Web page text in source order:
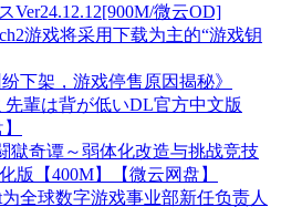
Ver24.12.12[900M/微云OD]
游戏将采用下载为主的“游戏钥
下架，游戏停售原因揭秘》
先輩は背が低いDL官方中文版
獄奇谭～弱体化改造与挑战竞技
版【400M】【微云网盘】
全球数字游戏事业部新任负责人